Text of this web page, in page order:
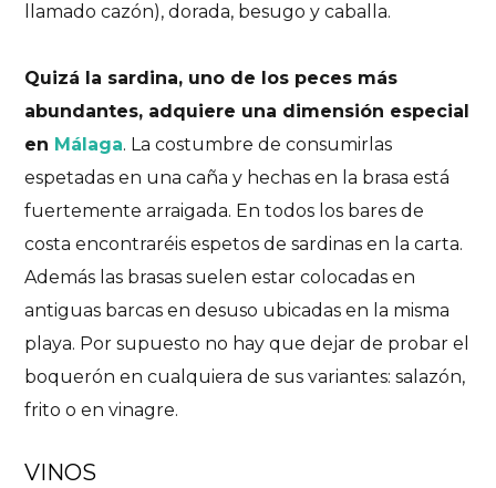
llamado cazón), dorada, besugo y caballa.
Quizá la sardina, uno de los peces más
abundantes, adquiere una dimensión especial
en Málaga. La costumbre de consumirlas
espetadas en una caña y hechas en la brasa está
fuertemente arraigada. En todos los bares de
costa encontraréis espetos de sardinas en la carta.
Además las brasas suelen estar colocadas en
antiguas barcas en desuso ubicadas en la misma
playa. Por supuesto no hay que dejar de probar el
boquerón en cualquiera de sus variantes: salazón,
frito o en vinagre.
VINOS